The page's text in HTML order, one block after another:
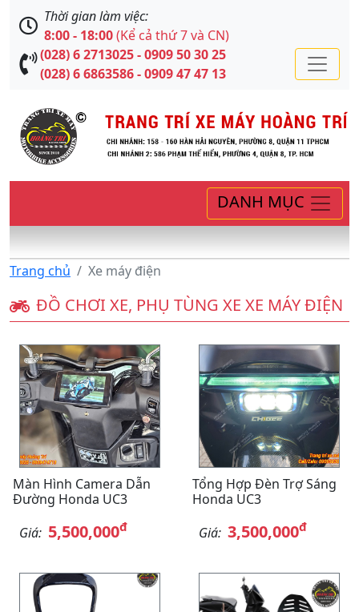
Thời gian làm việc:
8:00 - 18:00(Kể cả thứ 7 và CN)
(028) 6 2713025 - 0909 50 30 25
(028) 6 6863586 - 0909 47 47 13
DANH MỤC
Trang chủ Xe máy điện
ĐỒ CHƠI XE, PHỤ TÙNG XE XE MÁY ĐIỆN
Màn Hình Camera Dẫn
Đường Honda UC3
Giá: 5,500,000đ
Tổng Hợp Đèn Trợ Sáng
Honda UC3
Giá: 3,500,000đ